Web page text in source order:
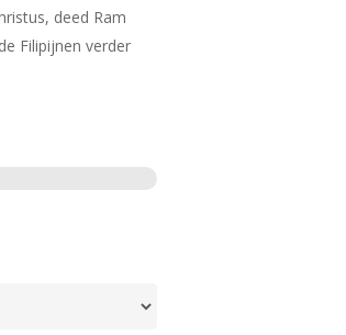
deed Ram
Filipijnen verder